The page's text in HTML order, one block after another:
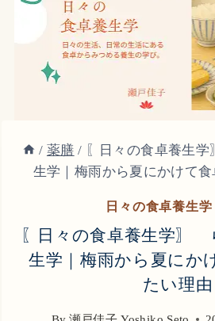
/ 薬膳 / 〖日々の食卓養生
生学｜梅雨から夏にかけて
日々の食卓養生学
〖日々の食卓養生学〗
生学｜梅雨から夏にか
たい理由